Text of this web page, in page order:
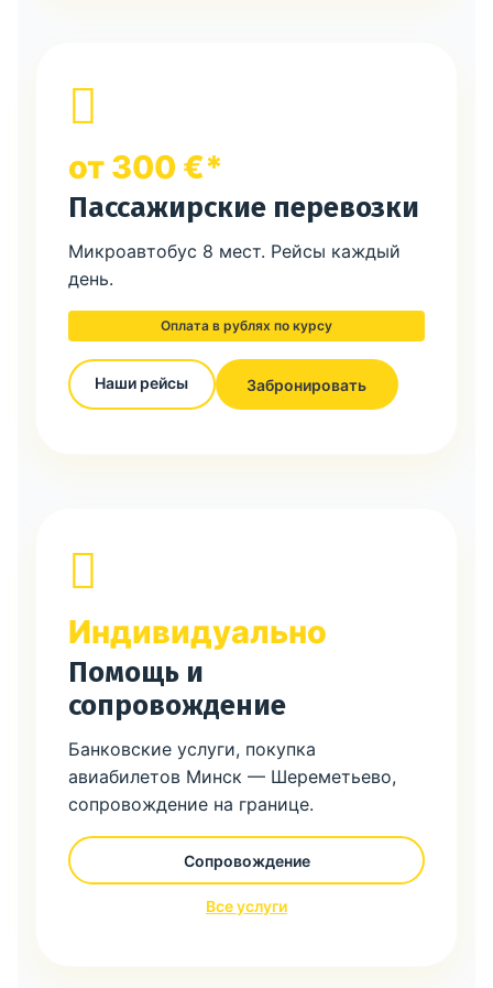
от 300 €*
Пассажирские перевозки
Микроавтобус 8 мест. Рейсы каждый
день.
Оплата в рублях по курсу
Наши рейсы Забронировать
Индивидуально
Помощь и
сопровождение
Банковские услуги, покупка
авиабилетов Минск — Шереметьево,
сопровождение на границе.
Сопровождение
Все услуги